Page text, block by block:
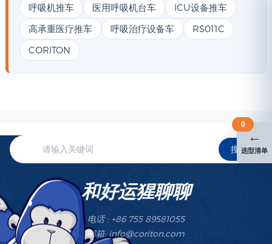
呼吸机推车 医用呼吸机台车
ICU设备推车
高承重医疗推车
呼吸治疗设备车
RS011C
CORITON
搜索
和好运猩聊聊
电话 : +86 755 89581055
邮箱: info@coriton.com
←
选型清单
0